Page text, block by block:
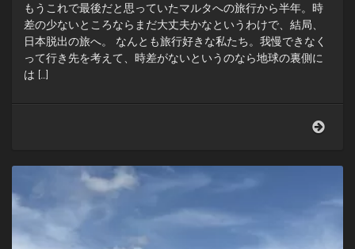
もうこれで最後だと思っていたマルタへの旅行から半年。時
差の少ないところならまだ大丈夫かなというわけで、結局、
日本脱出の旅へ。 なんとも旅行好きな私たち。我慢できなく
って行き先を考えて、時差がないというのなら地球の裏側に
は […]
出